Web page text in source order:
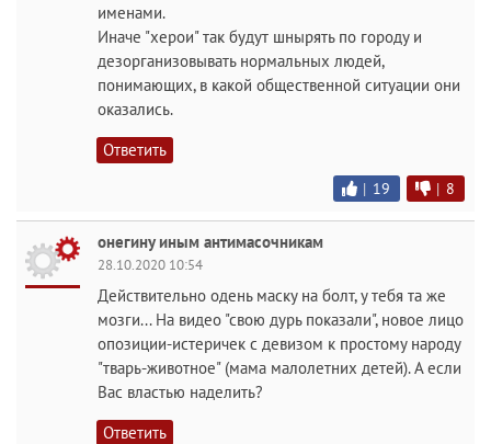
именами.
Иначе "херои" так будут шнырять по городу и
дезорганизовывать нормальных людей,
понимающих, в какой общественной ситуации они
оказались.
Ответить
| 19 | 8
онегину иным антимасочникам
28.10.2020 10:54
Действительно одень маску на болт, у тебя та же
мозги... На видео "свою дурь показали", новое лицо
опозиции-истеричек с девизом к простому народу
"тварь-животное" (мама малолетних детей). А если
Вас властью наделить?
Ответить